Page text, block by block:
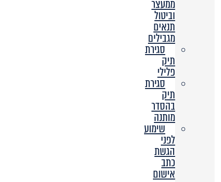
ממעצר
וביטול
תנאים
מגבילים
סגירת
תיק
פלילי
סגירת
תיק
בהסדר
מותנה
שימוע
לפני
הגשת
כתב
אישום